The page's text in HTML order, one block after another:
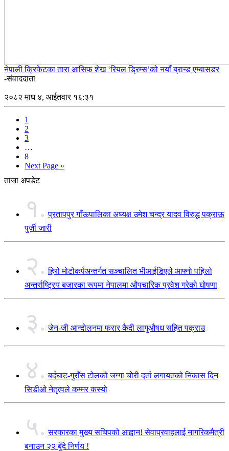
नेपाली क्रिकेटका तारा आसिफ शेख ‘रियल ड्रिम्स’को नयाँ ब्रान्ड एम्बासडर
-संवाददाता
२०८२ माघ ४, आईतवार १६:३१
1
2
3
…
8
Next Page »
ताजा अपडेट
१. प्रतापपुर गाँऊपालिका अध्यक्ष उमेश चन्द्र यादव विरुद्ध पक्राऊ
पुर्जी जारी
२. हिरो मोटोकर्पअन्तर्गत सञ्चालित भीआईडिएले आफ्नो पहिलो
अन्तर्राष्ट्रिय बजारका रूपमा नेपालमा औपचारिक प्रवेश गरेको घोषणा
३. जेन-जी आन्दोलनमा फरार कैदी लागुऔषध सहित पक्राउ
४. बर्दघाट-गुराँस टोलको जग्गा चोरी दर्ता लगायतको निकास दिन
सिडीओ नेतृत्वले कम्मर कस्यो
५. सरकारका मुख्य सचिपको आह्वान! सेवाप्रवाहलाई नागरिकमैत्री
बनाउन २२ बुँदे निर्णय !